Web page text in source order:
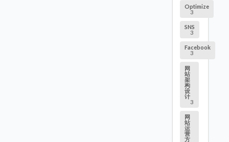
Optimize
3
SNS
3
Facebook
3
网
站
架
构
设
计
3
网
站
运
营
方